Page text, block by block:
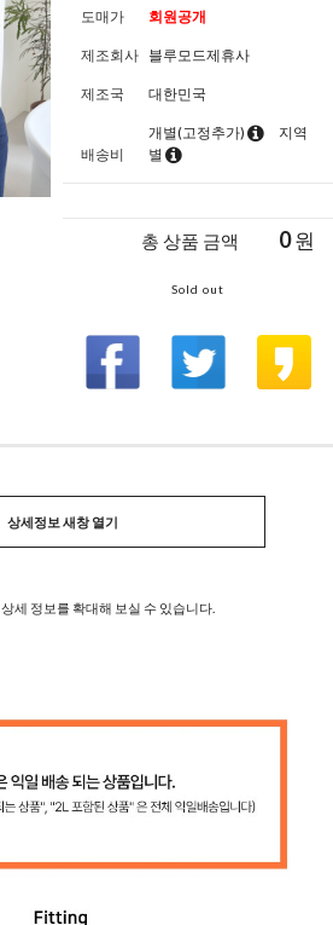
도매가 회원공개
제조회사 블루모드제휴사
제조국 대한민국
배송비
개별(고정추가)
지역
별
총 상품 금액 0원
Sold out
상세정보 새창 열기
상세 정보를 확대해 보실 수 있습니다.